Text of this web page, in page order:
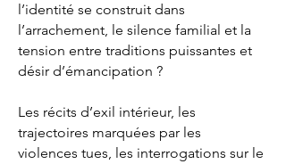
l’identité se construit dans
l’arrachement, le silence familial et la
tension entre traditions puissantes et
désir d’émancipation ?
Les récits d’exil intérieur, les
trajectoires marquées par les
violences tues, les interrogations sur le